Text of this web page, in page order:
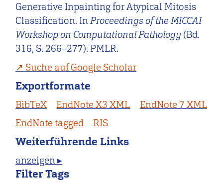
Generative Inpainting for Atypical Mitosis
Classification. InProceedings of the MICCAI
Workshop on Computational Pathology (Bd.
316, S. 266–277). PMLR.
Suche auf Google Scholar
Exportformate
BibTeX EndNote X3 XML
EndNote 7 XML
EndNote tagged
RIS
Weiterführende Links
anzeigen ▸
Filter Tags